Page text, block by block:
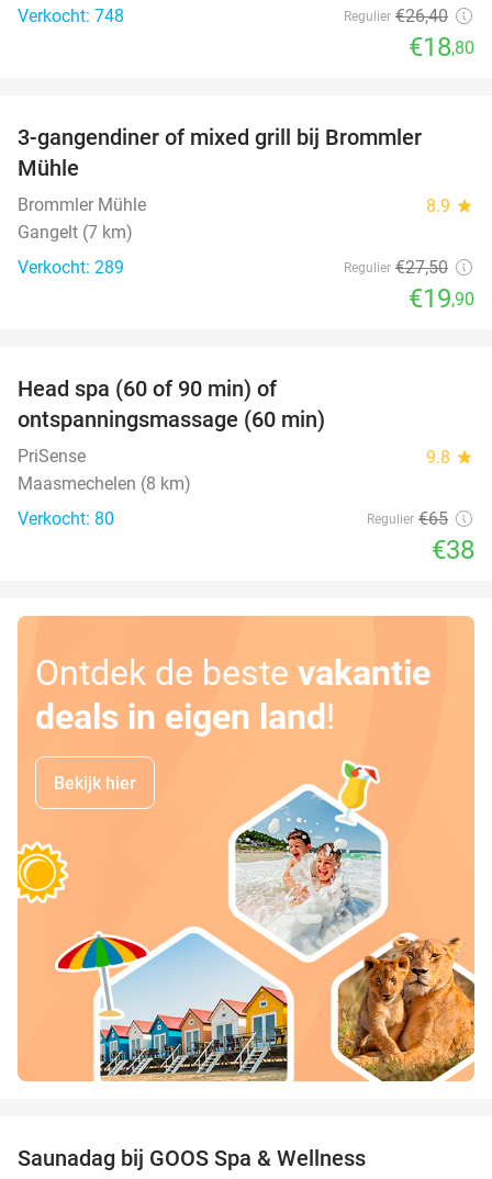
Verkocht: 748
Regulier €26,40
€18,80
3-gangendiner of mixed grill bij Brommler
Mühle
Brommler Mühle 8.9 star
Gangelt (7 km)
Verkocht: 289
Regulier €27,50
€19,90
Head spa (60 of 90 min) of
ontspanningsmassage (60 min)
PriSense 9.8 star
Maasmechelen (8 km)
Verkocht: 80
Regulier €65
€38
Ontdek de beste vakantie
deals in eigen land!
Bekijk hier
Saunadag bij GOOS Spa & Wellness